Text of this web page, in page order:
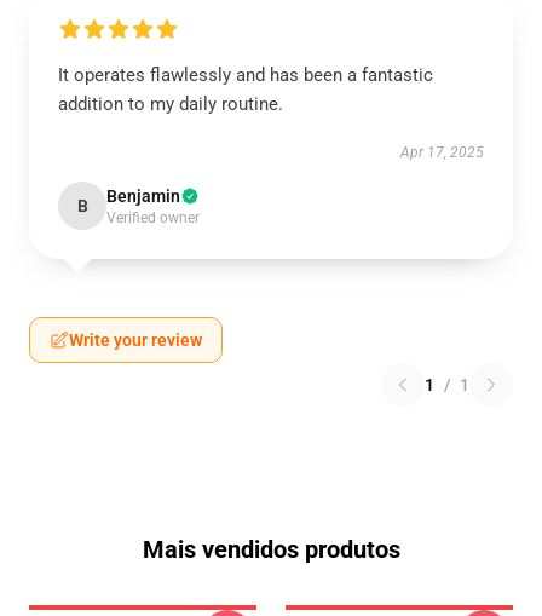
It operates flawlessly and has been a fantastic
addition to my daily routine.
Apr 17, 2025
B Benjamin
Verified owner
Write your review
1 / 1
Mais vendidos produtos